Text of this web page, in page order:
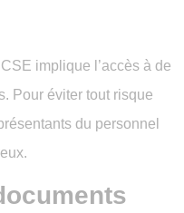
CSE implique l’accès à de
Pour éviter tout risque
du personnel